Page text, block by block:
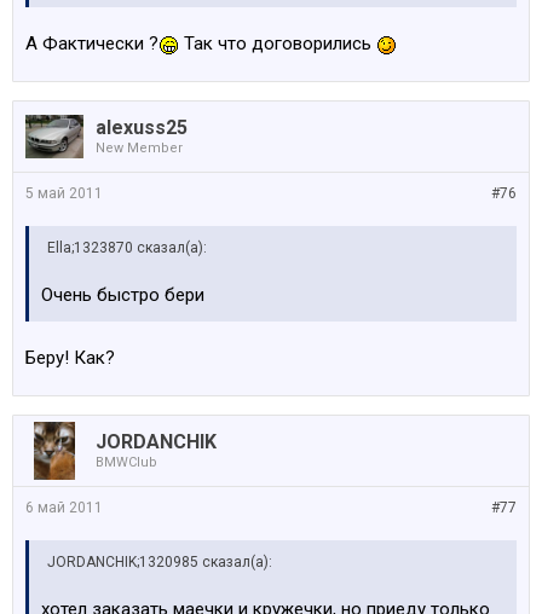
A Фактически ? Так что договорились
alexuss25
New Member
#76
5 май 2011
Ella;1323870 сказал(а):
Очень быстро бери
Беру! Как?
JORDANCHIK
BMWClub
#77
6 май 2011
JORDANCHIK;1320985 сказал(а):
хотел заказать маечки и кружечки, но приеду только